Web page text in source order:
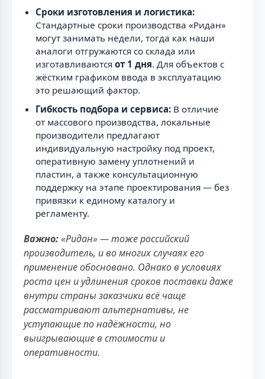
Сроки изготовления и логистика:
Стандартные сроки производства «Ридан»
могут занимать недели, тогда как наши
аналоги отгружаются со склада или
изготавливаются от 1 дня. Для объектов с
жёстким графиком ввода в эксплуатацию
это решающий фактор.
Гибкость подбора и сервиса: В отличие
от массового производства, локальные
производители предлагают
индивидуальную настройку под проект,
оперативную замену уплотнений и
пластин, а также консультационную
поддержку на этапе проектирования — без
привязки к единому каталогу и
регламенту.
Важно:«Ридан» — тоже российский
производитель, и во многих случаях его
применение обосновано. Однако в условиях
роста цен и удлинения сроков поставки даже
внутри страны заказчики всё чаще
рассматривают альтернативы, не
уступающие по надёжности, но
выигрывающие в стоимости и
оперативности.